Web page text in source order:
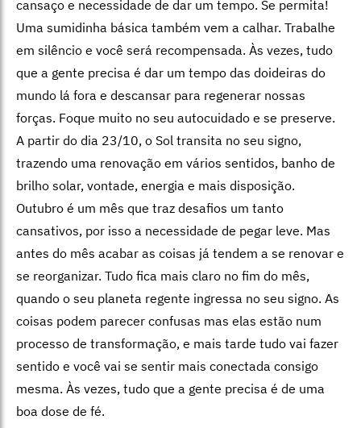
cansaço e necessidade de dar um tempo. Se permita!
Uma sumidinha básica também vem a calhar. Trabalhe
em silêncio e você será recompensada. Às vezes, tudo
que a gente precisa é dar um tempo das doideiras do
mundo lá fora e descansar para regenerar nossas
forças. Foque muito no seu autocuidado e se preserve.
A partir do dia 23/10, o Sol transita no seu signo,
trazendo uma renovação em vários sentidos, banho de
brilho solar, vontade, energia e mais disposição.
Outubro é um mês que traz desafios um tanto
cansativos, por isso a necessidade de pegar leve. Mas
antes do mês acabar as coisas já tendem a se renovar e
se reorganizar. Tudo fica mais claro no fim do mês,
quando o seu planeta regente ingressa no seu signo. As
coisas podem parecer confusas mas elas estão num
processo de transformação, e mais tarde tudo vai fazer
sentido e você vai se sentir mais conectada consigo
mesma. Às vezes, tudo que a gente precisa é de uma
boa dose de fé.